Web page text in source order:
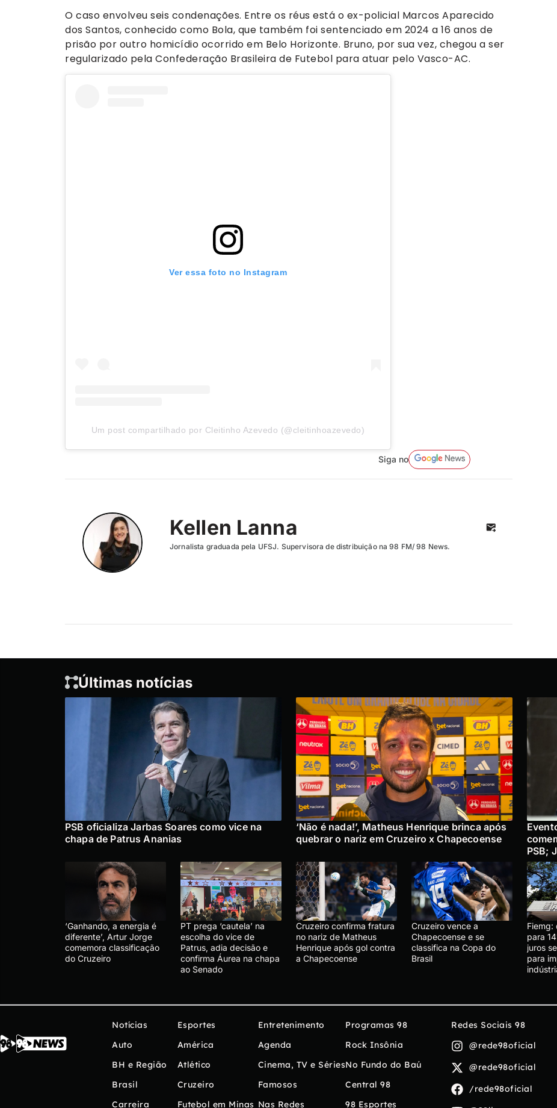
O caso envolveu seis condenações. Entre os réus está o ex-policial Marcos Aparecido
dos Santos, conhecido como Bola, que também foi sentenciado em 2024 a 16 anos de
prisão por outro homicídio ocorrido em Belo Horizonte. Bruno, por sua vez, chegou a ser
regularizado pela Confederação Brasileira de Futebol para atuar pelo Vasco-AC.
Ver essa foto no Instagram
Um post compartilhado por Cleitinho Azevedo (@cleitinhoazevedo)
Siga no
Kellen Lanna
Jornalista graduada pela UFSJ. Supervisora de distribuição na 98 FM/ 98 News.
Últimas notícias
PSB oficializa Jarbas Soares como vice na
chapa de Patrus Ananias
‘Não é nada!’, Matheus Henrique brinca após
quebrar o nariz em Cruzeiro x Chapecoense
PSB;
‘Ganhando, a energia é
diferente’, Artur Jorge
comemora classificação
do Cruzeiro
PT prega ‘cautela’ na
escolha do vice de
Patrus, adia decisão e
confirma Áurea na chapa
ao Senado
Cruzeiro confirma fratura
no nariz de Matheus
Henrique após gol contra
a Chapecoense
Cruzeiro vence a
Chapecoense e se
classifica na Copa do
Brasil
Fiemg:
para
juros
para
Notícias
Auto
BH e Região
Brasil
Carreira
Esportes
América
Atlético
Cruzeiro
Futebol em Minas
Entretenimento
Agenda
Cinema, TV e Séries
Famosos
Nas Redes
Programas 98
Rock Insônia
No Fundo do Baú
Central 98
98 Esportes
Redes Sociais 98
@rede98oficial
@rede98oficial
/rede98oficial